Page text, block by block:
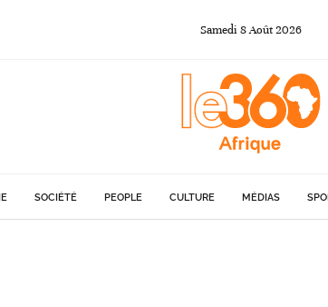
Samedi 8Août2026
SOCIÉTÉ PEOPLE CULTURE MÉDIAS